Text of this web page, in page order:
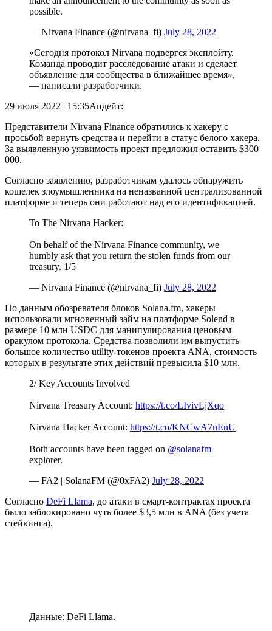
possible.
— Nirvana Finance (@nirvana_fi) July 28, 2022
«Сегодня протокол Nirvana подвергся эксплойту.
Команда проводит расследование атаки и сделает
объявление для сообщества в ближайшее время»,
— написали разработчики.
29 июля 2022 | 15:35Апдейт:
Представители Nirvana Finance обратились к хакеру с
просьбой вернуть средства и перейти в статус белого хакера.
За выявленную уязвимость проект предложил оставить $300
000.
Согласно заявлению, разработчикам удалось обнаружить
кошелек злоумышленника на неназванной централизованной
платформе и теперь они работают над его идентификацией.
To The Nirvana Hacker:
On behalf of the Nirvana Finance community, we
humbly ask that you return the stolen funds from our
treasury. 1/5
— Nirvana Finance (@nirvana_fi) July 28, 2022
По данным обозревателя блоков Solana.fm, хакеры
использовали мгновенный займ на платформе Solend в
размере 10 млн USDC для манипулирования ценовым
оракулом протокола. Средства позволили им выпустить
большое количество utility-токенов проекта ANA, стоимость
которых в результате этих действий превысила $10 млн.
2/ Key Accounts Involved
Nirvana Treasury Account: https://t.co/LIvivLjXqo
Nirvana Hacker Account: https://t.co/KNCwA7nEnU
Both accounts have been tagged on @solanafm
explorer.
— FA2 | SolanaFM (@0xFA2) July 28, 2022
Согласно DeFi Llama, до атаки в смарт-контрактах проекта
было заблокировано чуть более $3,5 млн в ANA (без учета
стейкинга).
Данные: DeFi Llama.